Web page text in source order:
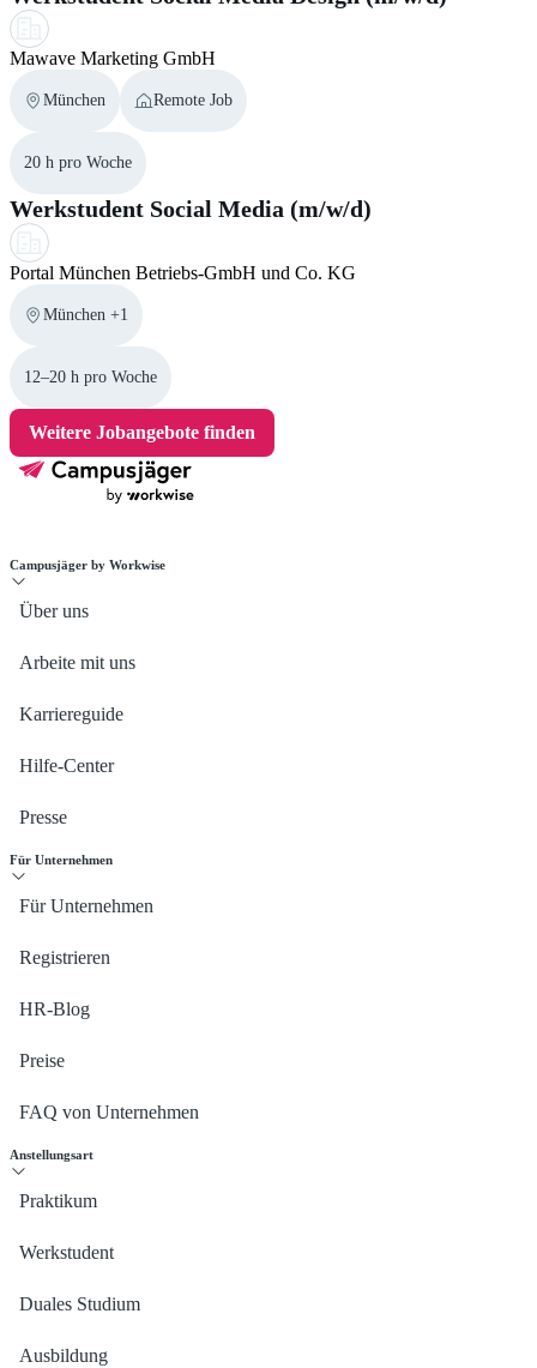
Mawave Marketing GmbH
München Remote Job
20 h pro Woche
Werkstudent Social Media (m/w/d)
Portal München Betriebs-GmbH und Co. KG
München +1
12–20 h pro Woche
Weitere Jobangebote finden
Campusjäger by Workwise
Über uns
Arbeite mit uns
Karriereguide
Hilfe-Center
Presse
Für Unternehmen
Für Unternehmen
Registrieren
HR-Blog
Preise
FAQ von Unternehmen
Anstellungsart
Praktikum
Werkstudent
Duales Studium
Ausbildung